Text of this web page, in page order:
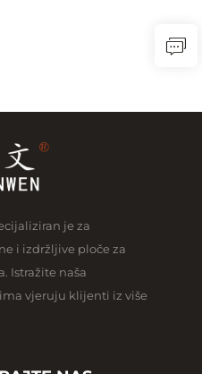
je za
i izdržljive ploče za
Istražite naša
vjeruju klijenti iz više